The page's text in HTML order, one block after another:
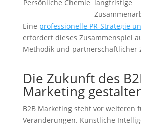
Persönliche Chemie langfristige
Eine professionelle PR-Strategie
erfordert dieses Zusammenspiel
Methodik und partnerschaftlicher
Die Zukunft des
Marketing
B2B Marketing steht vor weiteren
Veränderungen. Künstliche